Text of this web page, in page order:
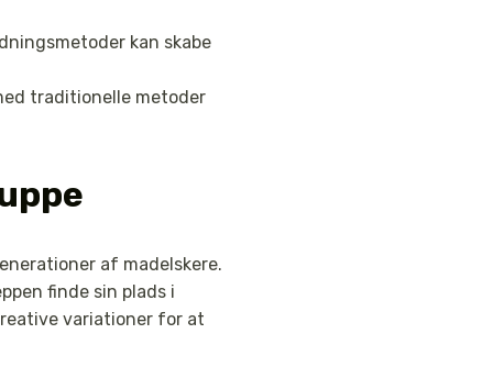
kan skabe
traditionelle metoder
af madelskere.
finde sin plads i
variationer for at